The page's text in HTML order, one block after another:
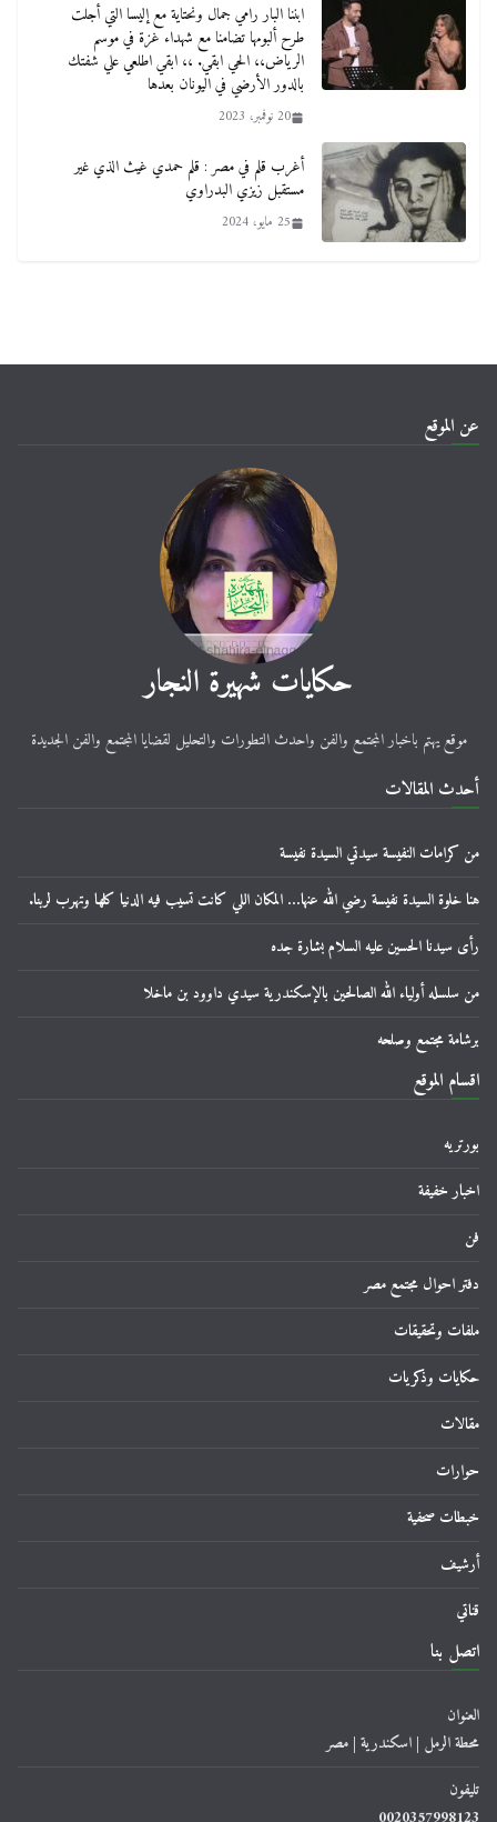
ابننا البار رامي جمال ونحتاية مع إليسا التي أجلت
طرح ألبومها تضامنا مع شهداء غزة في موسم
الرياض،، الحي ابقي. ،، ابقي اطلعي علي شفتك
بالدور الأرضي في اليونان بعدها
20 نوفمبر، 2023
أغرب قلم في مصر : قلم حمدي غيث الذي غير
مستقبل زيزي البدراوي
25 مايو، 2024
عن الموقع
حكايات شهيرة النجار
موقع يهتم باخبار المجتمع والفن واحدث التطورات والتحليل لقضايا المجتمع والفن الجديدة
أحدث المقالات
من كرامات النفيسة سيدتي السيدة نفيسة
هنا خلوة السيدة نفيسة رضي الله عنها… المكان اللي كانت تسيب فيه الدنيا كلها وتهرب لربنا.
رأى سيدنا الحسين عليه السلام بشارة جده
من سلسله أولياء الله الصالحين بالإسكندرية سيدي داوود بن ماخلا
برشامة مجتمع وصلحه
اقسام الموقع
بورتريه
اخبار خفيفة
فن
دفتر احوال مجتمع مصر
ملفات وتحقيقات
حكايات وذكريات
مقالات
حوارات
خبطات صحفية
أرشيف
قناتي
اتصل بنا
العنوان
محطة الرمل | اسكندرية | مصر
تليفون